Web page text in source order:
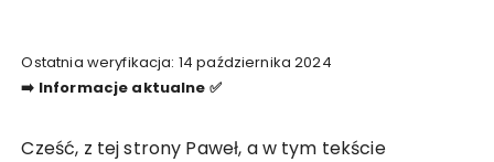
Ostatnia weryfikacja: 14 października 2024
➡️ Informacje aktualne ✅
Cześć, z tej strony Paweł, a w tym tekście